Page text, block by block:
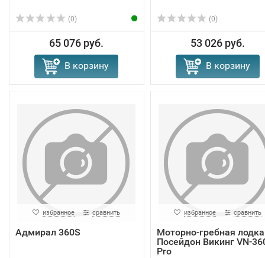
(0)
65 076 руб.
В корзину
(0)
53 026 руб.
В корзину
избранное сравнить
Адмирал 360S
избранное сравнить
Моторно-гребная лодка
Посейдон Викинг VN-
Pro